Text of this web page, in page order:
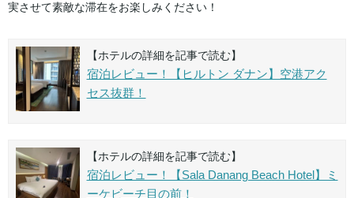
実させて素敵な滞在をお楽しみください！
【ホテルの詳細を記事で読む】
宿泊レビュー！【ヒルトン ダナン】空港アク
セス抜群！
【ホテルの詳細を記事で読む】
宿泊レビュー！【Sala Danang Beach Hotel】ミ
ーケビーチ目の前！